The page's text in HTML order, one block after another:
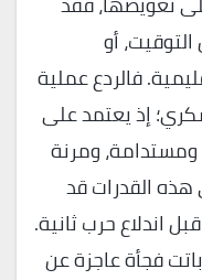
أو
فالردع عملية
إذ يعتمد على
ومستدامة، ومرنة
هذه القدرات قد
اندلاع حرب ثانية.
فجأة عاجزة عن